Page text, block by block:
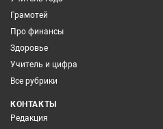
Грамотей
Про финансы
Здоровье
Учитель и цифра
Все рубрики
КОНТАКТЫ
Редакция